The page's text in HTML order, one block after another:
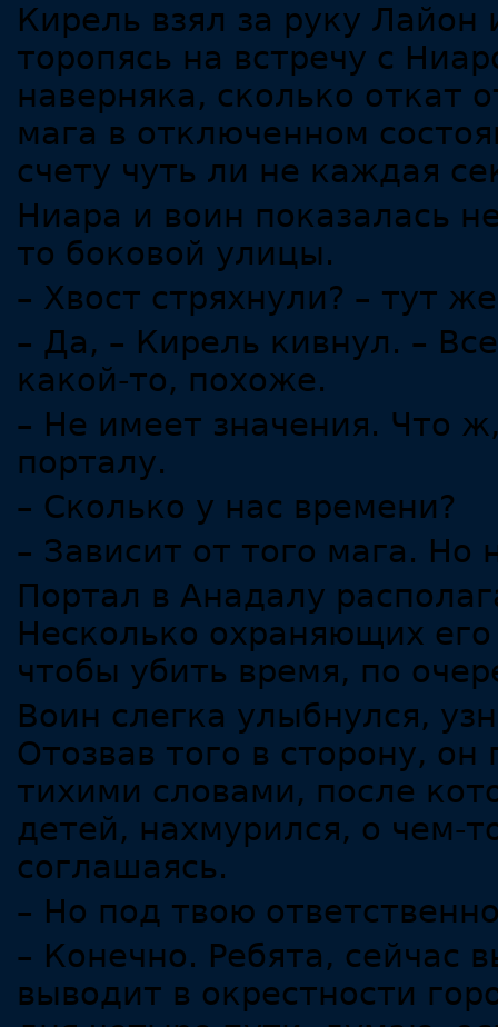
Кирель взял за руку
торопясь на встречу с
наверняка, сколько откат
мага в отключенном
счету чуть ли не каждая
Ниара и воин показалась
то боковой улицы.
– Хвост стряхнули? – тут
– Да, – Кирель кивнул. –
какой-то, похоже.
– Не имеет значения. Что
порталу.
– Сколько у нас времени?
– Зависит от того мага. Но
Портал в Анадалу
Несколько охраняющих
чтобы убить время, по
Воин слегка улыбнулся,
Отозвав того в сторону,
тихими словами, после
детей, нахмурился, о чем-
соглашаясь.
– Но под твою
– Конечно. Ребята, сейчас
выводит в окрестности